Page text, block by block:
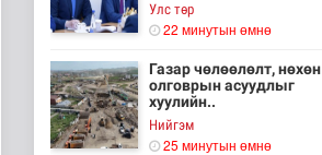
Улс төр
22 минутын өмнө
Газар чөлөөлөлт, нөхөн
олговрын асуудлыг
хуулийн..
Нийгэм
25 минутын өмнө